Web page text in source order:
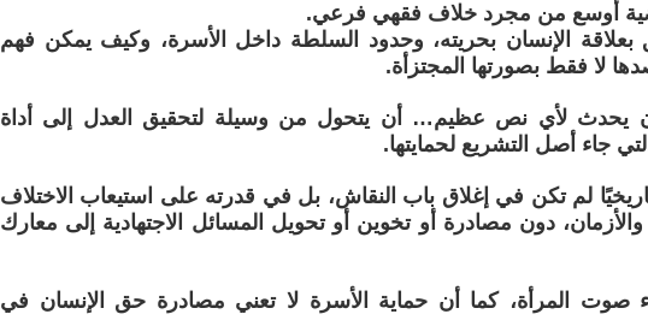
أوسع من مجرد خلاف فقهي فرعي.
الإنسان بحريته، وحدود السلطة داخل الأسرة، وكيف يمكن فهم
لا فقط بصورتها المجتزأة.
يحدث لأي نص عظيم… أن يتحول من وسيلة لتحقيق العدل إلى أداة
جاء أصل التشريع لحمايتها.
لم تكن في إغلاق باب النقاش، بل في قدرته على استيعاب الاختلاف
والأزمان، دون مصادرة أو تخوين أو تحويل المسائل الاجتهادية إلى معارك
صوت المرأة، كما أن حماية الأسرة لا تعني مصادرة حق الإنسان في